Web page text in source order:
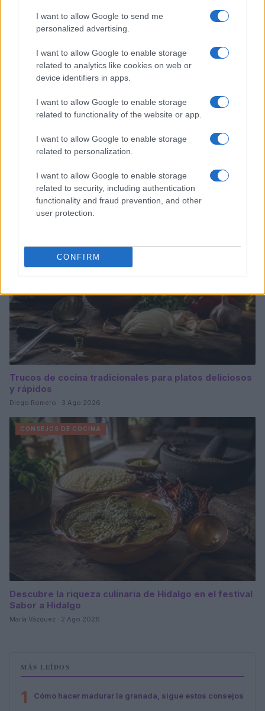
I want to allow Google to send me
personalized advertising.
I want to allow Google to enable storage
related to analytics like cookies on web or
device identifiers in apps.
I want to allow Google to enable storage
related to functionality of the website or app.
I want to allow Google to enable storage
related to personalization.
I want to allow Google to enable storage
related to security, including authentication
functionality and fraud prevention, and other
user protection.
CONFIRM
de cocina funcional
Lucía Fernández · 3 Ago 2026
CONSEJOS DE COCINA
Trucos de cocina tradicionales para platos deliciosos
y rápidos
Diego Romero · 3 Ago 2026
CONSEJOS DE COCINA
Descubre la riqueza culinaria de Hidalgo en el festival
Sabor a Hidalgo
María Vázquez · 2 Ago 2026
MÁS LEÍDOS
1 Cómo hacer madurar la granada, sigue estos consejos